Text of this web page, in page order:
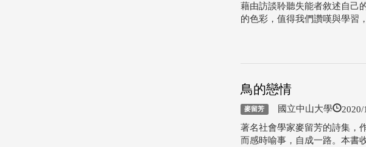
藉由訪談聆聽失能者敘述自己
的色彩，值得我們讚嘆與學習
鳥的戀情
麥留芳 國立中山大學 2020/
著名社會學家麥留芳的詩集，
而感時喻事，自成一路。本書